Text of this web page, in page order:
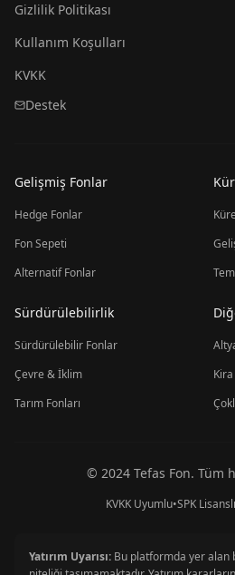
Gizlilik Politikası
Kullanım Koşulları
KVKK
Destek
Gelişmiş Fonlar
Hedge Fonlar
Fon Sepeti
Alternatif Fonlar
Sürdürülebilirlik
Sürdürülebilir Fonlar
Çevre & İklim
Tarım Fonları
© 2024 Tefas Fon. Tüm
KVKK Uyumlu•SPK Lisanslı
Yatırım Uyarısı: Bu platformda yer alan